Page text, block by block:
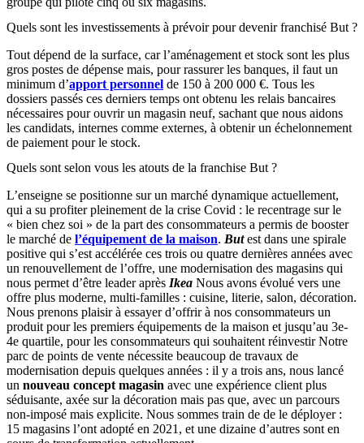
Quels sont les investissements à prévoir pour devenir franchisé But ?
Tout dépend de la surface, car l’aménagement et stock sont les plus
gros postes de dépense mais, pour rassurer les banques, il faut un
minimum d’apport personnel de 150 à 200 000 €. Tous les
dossiers passés ces derniers temps ont obtenu les relais bancaires
nécessaires pour ouvrir un magasin neuf, sachant que nous aidons
les candidats, internes comme externes, à obtenir un échelonnement
de paiement pour le stock.
Quels sont selon vous les atouts de la franchise But ?
L’enseigne se positionne sur un marché dynamique actuellement,
qui a su profiter pleinement de la crise Covid : le recentrage sur le
« bien chez soi » de la part des consommateurs a permis de booster
le marché de l’équipement de la maison. Butest dans une spirale
positive qui s’est accélérée ces trois ou quatre dernières années avec
un renouvellement de l’offre, une modernisation des magasins qui
nous permet d’être leader après Ikea Nous avons évolué vers une
offre plus moderne, multi-familles : cuisine, literie, salon, décoration.
Nous prenons plaisir à essayer d’offrir à nos consommateurs un
produit pour les premiers équipements de la maison et jusqu’au 3e-
4e quartile, pour les consommateurs qui souhaitent réinvestir Notre
parc de points de vente nécessite beaucoup de travaux de
modernisation depuis quelques années : il y a trois ans, nous lancé
un nouveau concept magasin avec une expérience client plus
séduisante, axée sur la décoration mais pas que, avec un parcours
non-imposé mais explicite. Nous sommes train de de le déployer :
15 magasins l’ont adopté en 2021, et une dizaine d’autres sont en